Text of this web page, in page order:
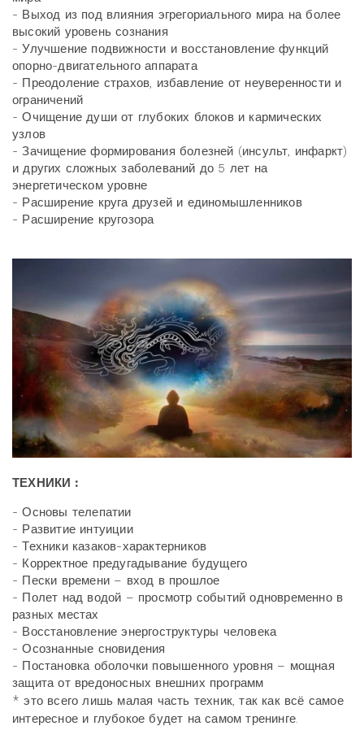
- Выход из под влияния эгрегориального мира на более
высокий уровень сознания
- Улучшение подвижности и восстановление функций
опорно-двигательного аппарата
- Преодоление страхов, избавление от неуверенности и
ограничений
- Очищение души от глубоких блоков и кармических
узлов
- Зачищение формирования болезней (инсульт, инфаркт)
и других сложных заболеваний до 5 лет на
энергетическом уровне
- Расширение круга друзей и единомышленников
- Расширение кругозора
ТЕХНИКИ :
- Основы телепатии
- Развитие интуиции
- Техники казаков-характерников
- Корректное предугадывание будущего
- Пески времени – вход в прошлое
- Полет над водой – просмотр событий одновременно в
разных местах
- Восстановление энергоструктуры человека
- Осознанные сновидения
- Постановка оболочки повышенного уровня – мощная
защита от вредоносных внешних программ
* это всего лишь малая часть техник, так как всё самое
интересное и глубокое будет на самом тренинге.